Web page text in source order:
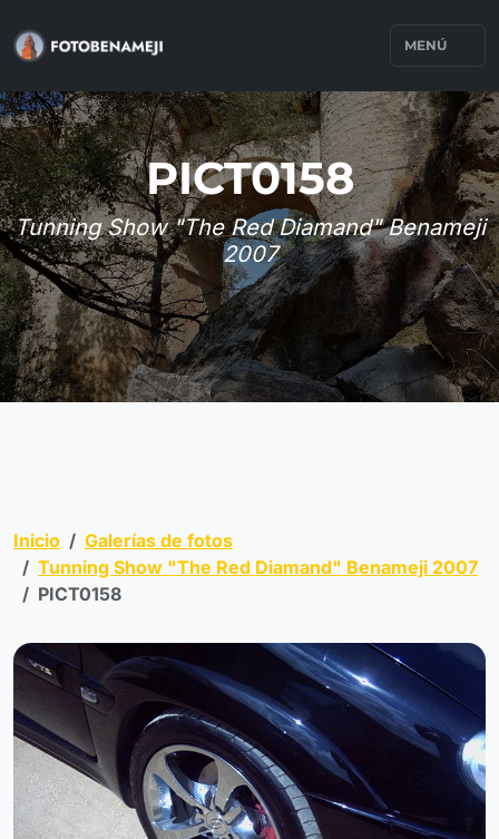
MENÚ
PICT0158
Tunning Show "The Red Diamand" Benameji
2007
Inicio
Galerías de fotos
Tunning Show "The Red Diamand" Benameji 2007
PICT0158